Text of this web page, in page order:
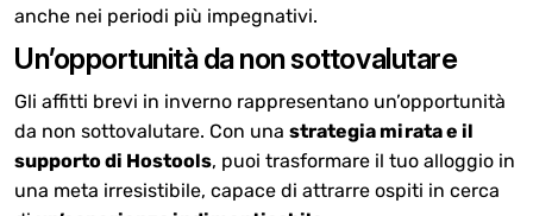
anche nei periodi più impegnativi.
Un’opportunità da non sottovalutare
Gli affitti brevi in inverno rappresentano un’opportunità
da non sottovalutare. Con una strategia mirata e il
supporto di Hostools, puoi trasformare il tuo alloggio in
una meta irresistibile, capace di attrarre ospiti in cerca